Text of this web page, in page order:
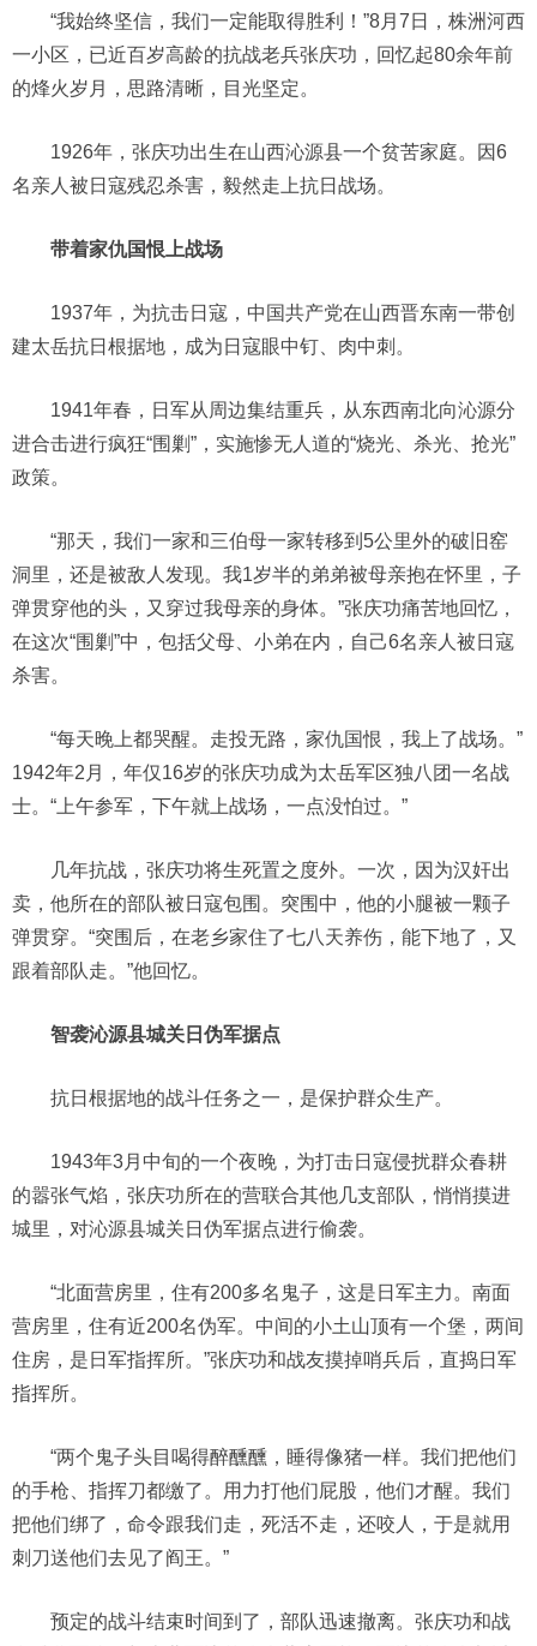
“我始终坚信，我们一定能取得胜利！”8月7日，株洲河西
一小区，已近百岁高龄的抗战老兵张庆功，回忆起80余年前
的烽火岁月，思路清晰，目光坚定。
1926年，张庆功出生在山西沁源县一个贫苦家庭。因6
名亲人被日寇残忍杀害，毅然走上抗日战场。
带着家仇国恨上战场
1937年，为抗击日寇，中国共产党在山西晋东南一带创
建太岳抗日根据地，成为日寇眼中钉、肉中刺。
1941年春，日军从周边集结重兵，从东西南北向沁源分
进合击进行疯狂“围剿”，实施惨无人道的“烧光、杀光、抢光”
政策。
“那天，我们一家和三伯母一家转移到5公里外的破旧窑
洞里，还是被敌人发现。我1岁半的弟弟被母亲抱在怀里，子
弹贯穿他的头，又穿过我母亲的身体。”张庆功痛苦地回忆，
在这次“围剿”中，包括父母、小弟在内，自己6名亲人被日寇
杀害。
“每天晚上都哭醒。走投无路，家仇国恨，我上了战场。”
1942年2月，年仅16岁的张庆功成为太岳军区独八团一名战
士。“上午参军，下午就上战场，一点没怕过。”
几年抗战，张庆功将生死置之度外。一次，因为汉奸出
卖，他所在的部队被日寇包围。突围中，他的小腿被一颗子
弹贯穿。“突围后，在老乡家住了七八天养伤，能下地了，又
跟着部队走。”他回忆。
智袭沁源县城关日伪军据点
抗日根据地的战斗任务之一，是保护群众生产。
1943年3月中旬的一个夜晚，为打击日寇侵扰群众春耕
的嚣张气焰，张庆功所在的营联合其他几支部队，悄悄摸进
城里，对沁源县城关日伪军据点进行偷袭。
“北面营房里，住有200多名鬼子，这是日军主力。南面
营房里，住有近200名伪军。中间的小土山顶有一个堡，两间
住房，是日军指挥所。”张庆功和战友摸掉哨兵后，直捣日军
指挥所。
“两个鬼子头目喝得醉醺醺，睡得像猪一样。我们把他们
的手枪、指挥刀都缴了。用力打他们屁股，他们才醒。我们
把他们绑了，命令跟我们走，死活不走，还咬人，于是就用
刺刀送他们去见了阎王。”
预定的战斗结束时间到了，部队迅速撤离。张庆功和战